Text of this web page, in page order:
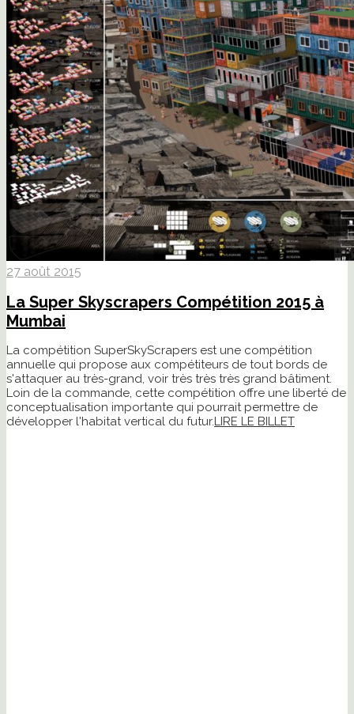
27 août 2015
La Super Skyscrapers Compétition 2015 à
Mumbai
La compétition SuperSkyScrapers est une compétition
annuelle qui propose aux compétiteurs de tout bords de
s'attaquer au très-grand, voir très très très grand bâtiment.
Loin de la commande, cette compétition offre une liberté de
conceptualisation importante qui pourrait permettre de
développer l'habitat vertical du futur.LIRE LE BILLET